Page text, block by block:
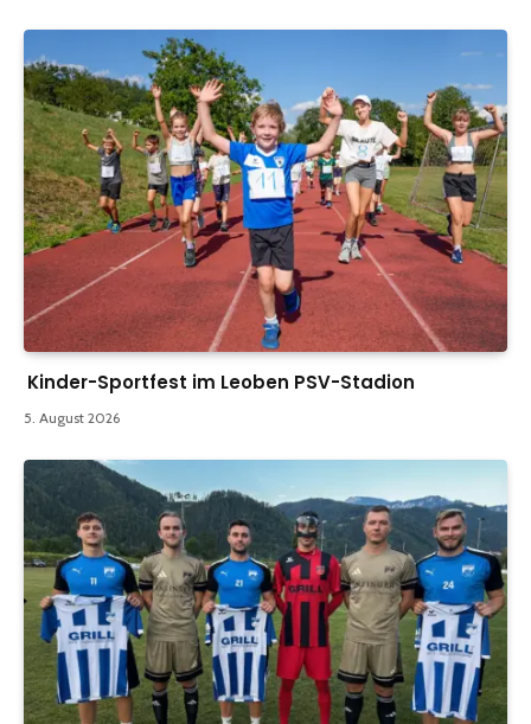
Kinder-Sportfest im Leoben PSV-Stadion
5. August 2026